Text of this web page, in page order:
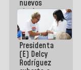
nuevos
titulares en
Viceministerio
de Energía
Eléctrica y
CORPOELEC
Presidenta
(E) Delcy
Rodríguez